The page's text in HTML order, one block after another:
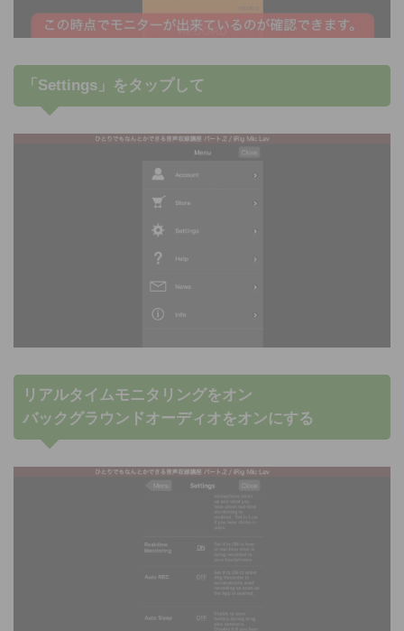
「Settings」をタップして
リアルタイムモニタリングをオン
バックグラウンドオーディオをオンにする